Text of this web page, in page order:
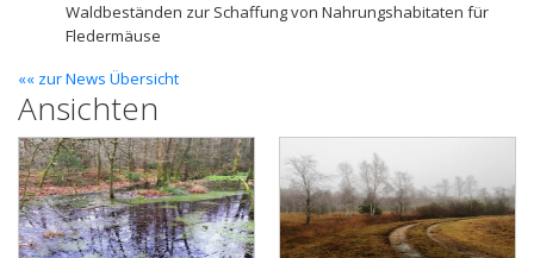
Waldbeständen zur Schaffung von Nahrungshabitaten für
Fledermäuse
«« zur News Übersicht
Ansichten